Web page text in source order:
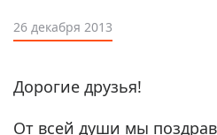
26 декабря 2013
Дорогие друзья!
От всей души мы